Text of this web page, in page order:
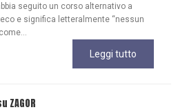
seguito un corso alternativo a
e significa letteralmente “nessun
Leggi tutto
ZAGOR